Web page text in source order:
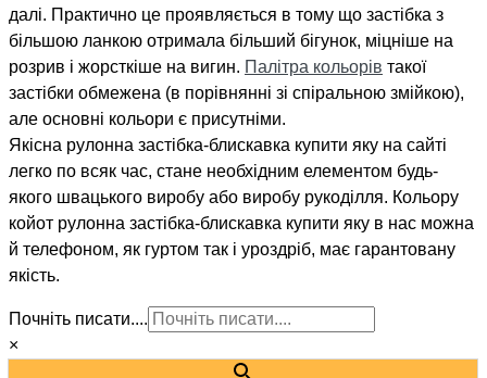
далі. Практично це проявляється в тому що застібка з
більшою ланкою отримала більший бігунок, міцніше на
розрив і жорсткіше на вигин. Палітра кольорів такої
застібки обмежена (в порівнянні зі спіральною змійкою),
але основні кольори є присутніми.
Якісна рулонна застібка-блискавка купити яку на сайті
легко по всяк час, стане необхідним елементом будь-
якого швацького виробу або виробу рукоділля. Кольору
койот рулонна застібка-блискавка купити яку в нас можна
й телефоном, як гуртом так і уроздріб, має гарантовану
якість.
Почніть писати....
×